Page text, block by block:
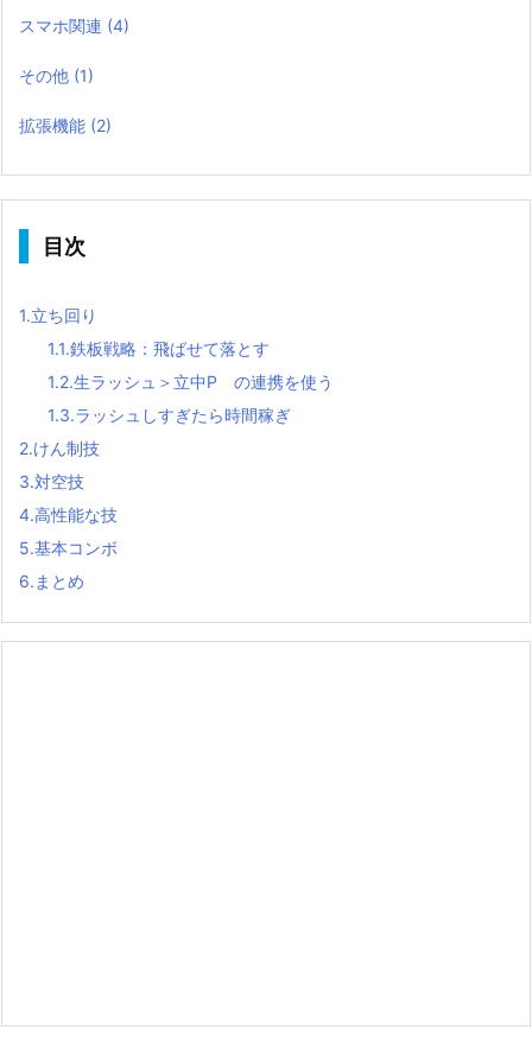
スマホ関連 (4)
その他 (1)
拡張機能 (2)
目次
1.立ち回り
1.1.鉄板戦略：飛ばせて落とす
1.2.生ラッシュ＞立中P の連携を使う
1.3.ラッシュしすぎたら時間稼ぎ
2.けん制技
3.対空技
4.高性能な技
5.基本コンボ
6. まとめ